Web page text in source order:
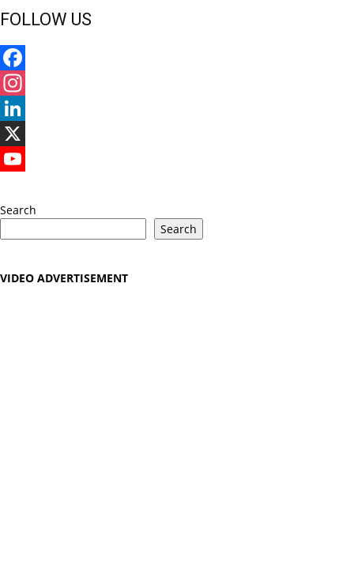
FOLLOW US
Facebook
Instagram
LinkedIn
X
Search
Search
VIDEO ADVERTISEMENT